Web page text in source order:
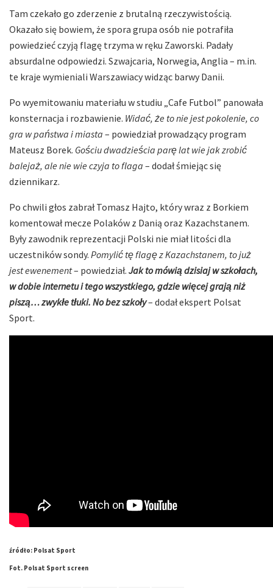
Tam czekało go zderzenie z brutalną rzeczywistością.
Okazało się bowiem, że spora grupa osób nie potrafiła
powiedzieć czyją flagę trzyma w ręku Zaworski. Padały
absurdalne odpowiedzi. Szwajcaria, Norwegia, Anglia – m.in.
te kraje wymieniali Warszawiacy widząc barwy Danii.
Po wyemitowaniu materiału w studiu „Cafe Futbol” panowała
konsternacja i rozbawienie. Widać, że to nie jest pokolenie, co
gra w państwa i miasta – powiedział prowadzący program
Mateusz Borek. Gościu dwadzieścia parę lat wie jak zrobić
balejaż, ale nie wie czyja to flaga – dodał śmiejąc się
dziennikarz.
Po chwili głos zabrał Tomasz Hajto, który wraz z Borkiem
komentował mecze Polaków z Danią oraz Kazachstanem.
Były zawodnik reprezentacji Polski nie miał litości dla
uczestników sondy. Pomylić tę flagę z Kazachstanem, to już
jest ewenement– powiedział. Jak to mówią dzisiaj w szkołach,
w dobie internetu i tego wszystkiego, gdzie więcej grają niż
piszą… zwykłe tłuki. No bez szkoły– dodał ekspert Polsat
Sport.
źródło: Polsat Sport
Fot. Polsat Sport screen